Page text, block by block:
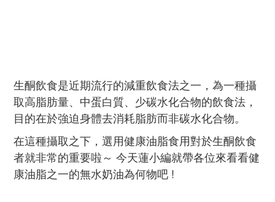
生酮飲食是近期流行的減重飲食法之一，為一種攝
取高脂肪量、中蛋白質、少碳水化合物的飲食法，
目的在於強迫身體去消耗脂肪而非碳水化合物。
在這種攝取之下，選用健康油脂食用對於生酮飲食
者就非常的重要啦～ 今天蓮小編就帶各位來看看健
康油脂之一的無水奶油為何物吧 !